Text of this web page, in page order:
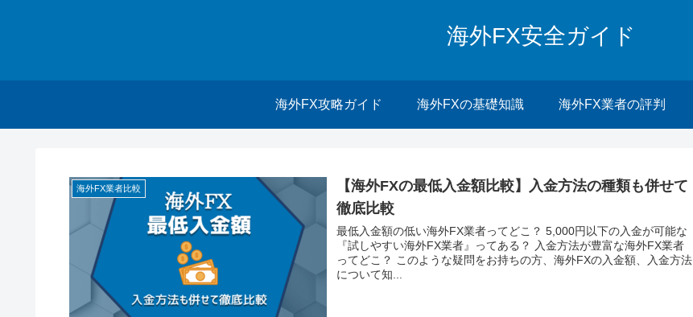
海外FX安全ガイド
海外FX攻略ガイド 海外FXの基礎知識 海外FX業者の評判
海外FX業者比較
【海外FXの最低入金額比較】入金方法の種類も併せて
徹底比較
最低入金額の低い海外FX業者ってどこ？ 5,000円以下の入金が可能な
『試しやすい海外FX業者』ってある？ 入金方法が豊富な海外FX業者
ってどこ？ このような疑問をお持ちの方、海外FXの入金額、入金方法
について知...